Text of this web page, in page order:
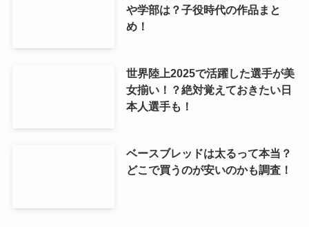
や学部は？子役時代の作品まと
め！
世界陸上2025で活躍した選手が美
女揃い！？絶対覚えておきたい日
本人選手も！
ベースブレッドは太るって本当？
どこで買うのが安いのかも調査！